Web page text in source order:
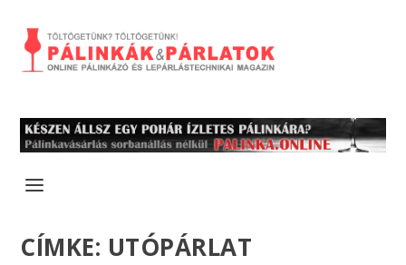
CÍMKE: UTÓPÁRLAT